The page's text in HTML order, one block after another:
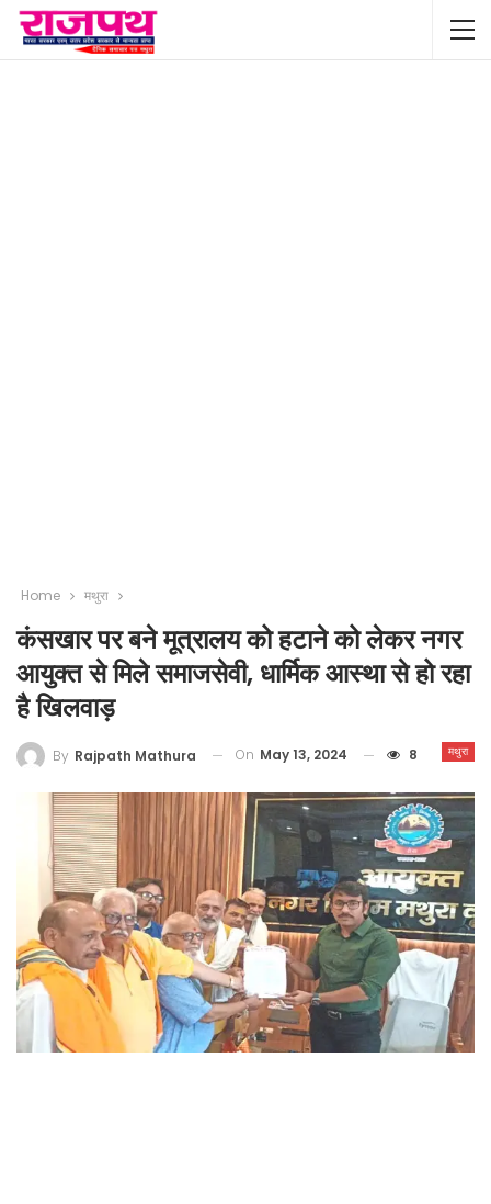
Home मथुरा
कंसखार पर बने मूत्रालय को हटाने को लेकर नगर
आयुक्त से मिले समाजसेवी, धार्मिक आस्था से हो रहा
है खिलवाड़
मथुरा
By Rajpath Mathura On May 13, 2024 8